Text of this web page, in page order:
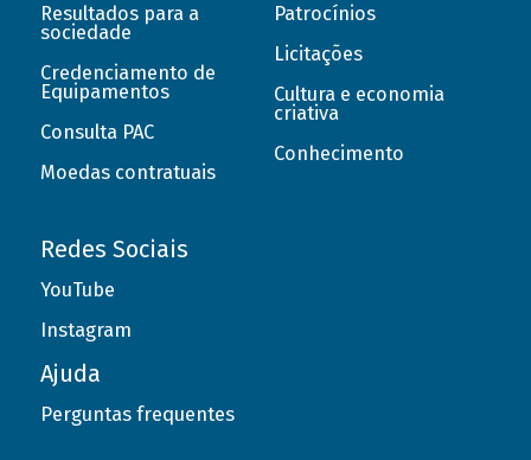
Resultados para a
sociedade
Credenciamento de
Equipamentos
Consulta PAC
Moedas contratuais
Patrocínios
Licitações
Cultura e economia
criativa
Conhecimento
Redes Sociais
YouTube
Instagram
Ajuda
Perguntas frequentes